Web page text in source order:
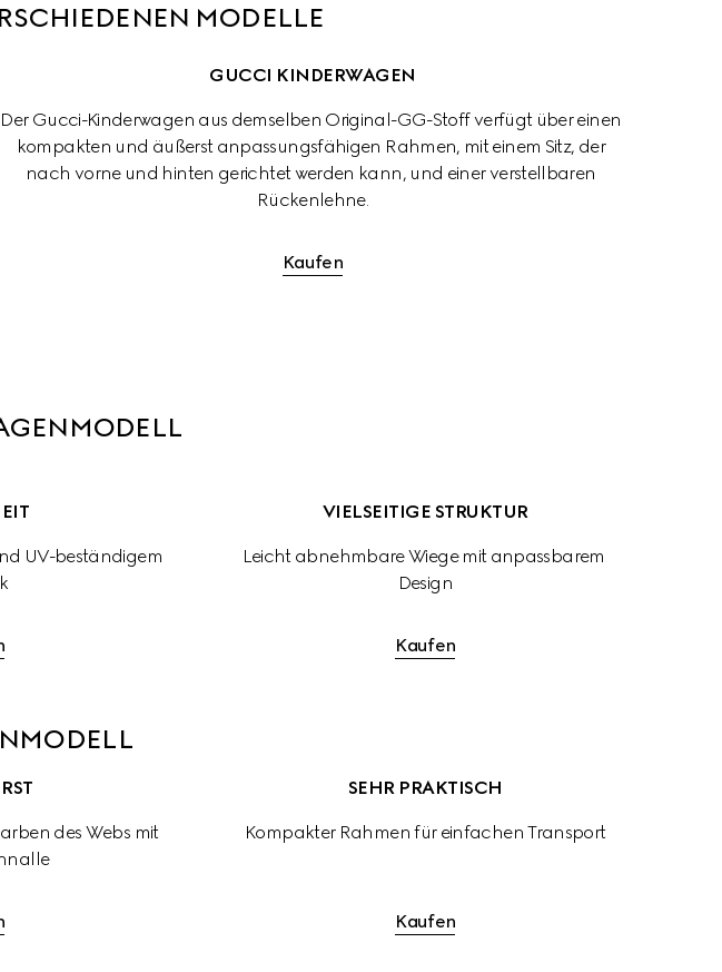
MODELLE
GUCCI KINDERWAGEN
Der Gucci-Kinderwagen aus demselben Original-GG-Stoff verfügt über einen
kompakten und äußerst anpassungsfähigen Rahmen, mit einem Sitz, der
nach vorne und hinten gerichtet werden kann, und einer verstellbaren
Rückenlehne.
Kaufen
UV-beständigem
VIELSEITIGE STRUKTUR
Leicht abnehmbare Wiege mit anpassbarem
Design
Kaufen
des Webs mit
SEHR PRAKTISCH
Kompakter Rahmen für einfachen Transport
Kaufen